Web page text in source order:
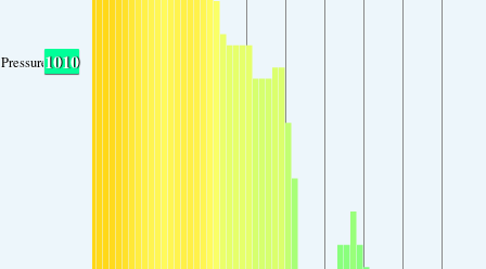
Pressure1010